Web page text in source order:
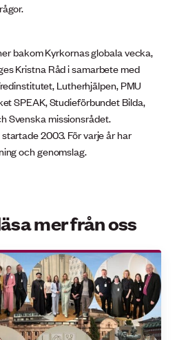
bakom Kyrkornas globala vecka,
Kristna Råd i samarbete med
Lutherhjälpen, PMU
SPEAK, Studieförbundet Bilda,
Svenska missionsrådet.
2003. För varje år har
och genomslag.
mer från oss